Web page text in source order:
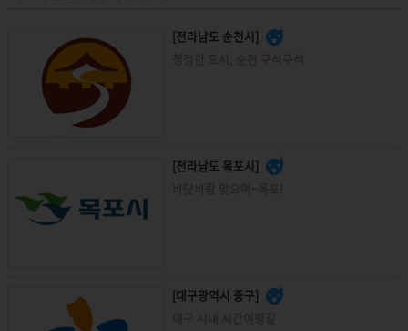
[전라남도 순천시]
[전라남도 목포시]
[대구광역시 중구]